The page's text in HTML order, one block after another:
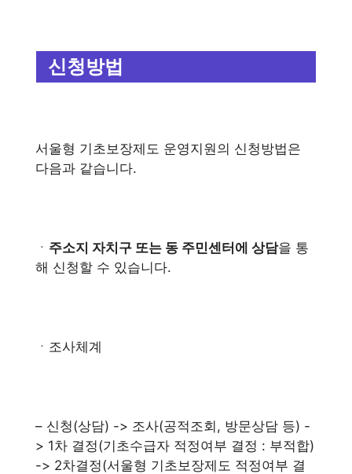
신청방법
서울형 기초보장제도 운영지원의 신청방법은
다음과 같습니다.
ㆍ 주소지 자치구 또는 동 주민센터에 상담을 통
해 신청할 수 있습니다.
ㆍ조사체계
– 신청(상담) -> 조사(공적조회, 방문상담 등) -
> 1차 결정(기초수급자 적정여부 결정 : 부적합)
-> 2차결정(서울형 기초보장제도 적정여부 결